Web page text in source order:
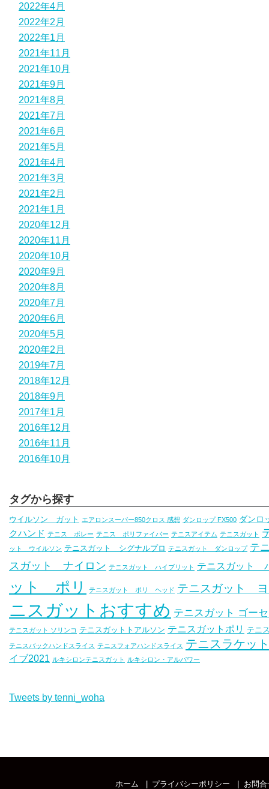
2022年4月
2022年2月
2022年1月
2021年11月
2021年10月
2021年9月
2021年8月
2021年7月
2021年6月
2021年5月
2021年4月
2021年3月
2021年2月
2021年1月
2020年12月
2020年11月
2020年10月
2020年9月
2020年8月
2020年7月
2020年6月
2020年5月
2020年2月
2019年7月
2018年12月
2018年9月
2017年1月
2016年12月
2016年11月
2016年10月
タグから探す
ウイルソン ガット エアロンスーパー850クロス 感想 ダンロップ FX500 ダンロ
クハンド テニス ボレー テニス ポリファイバー テニスアイテム テニスガット
ット ウイルソン テニスガット シグナルプロ テニスガット ダンロップ テ
スガット ナイロン テニスガット ハイブリット テニスガット
ット ポリ テニスガット ポリ ヘッド テニスガット ヨ
ニスガットおすすめ テニスガット ゴー
テニスガット ソリンコ テニスガットトアルソン テニスガットポリ テニ
テニスバックハンドスライス テニスフォアハンドスライス テニスラケッ
イブ2021 ルキシロンテニスガット ルキシロン・アルパワー
Tweets by tenni_woha
ホーム プライバシーポリシー
お問合